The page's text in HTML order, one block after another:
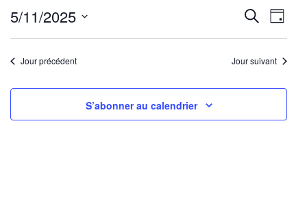
11,
2025
et
de
vues
Recherche
de
Jour
5/11/2025
Sélectionnez
uneJour précédent Jour suivant
S’abonner au calendrier